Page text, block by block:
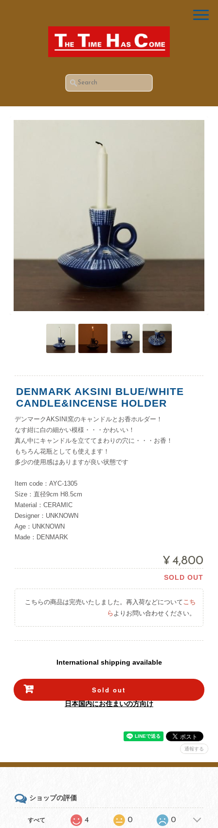
DENMARK AKSINI BLUE/WHITE
CANDLE&INCENSE HOLDER
デンマークAKSINI窯のキャンドルとお香ホルダー！
なす紺に白の細かい模様・・・かわいい！
真ん中にキャンドルを立ててまわりの穴に・・・お香！
もちろん花瓶としても使えます！
多少の使用感はありますが良い状態です
Item code：AYC-1305
Size：直径9cm H8.5cm
Material：CERAMIC
Designer：UNKNOWN
Age：UNKNOWN
Made：DENMARK
¥4,800
SOLD OUT
こちらの商品は完売いたしました。再入荷などについてこち
ら よりお問い合わせください。
International shipping available
Sold out
日本国内にお住まいの方向け
通報する
ショップの評価
すべて 4 0 0